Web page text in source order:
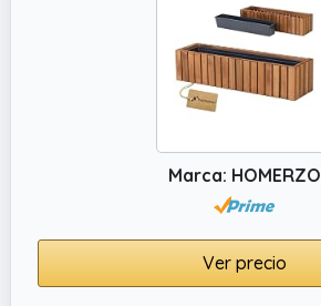
Marca: HOMERZO
Ver precio